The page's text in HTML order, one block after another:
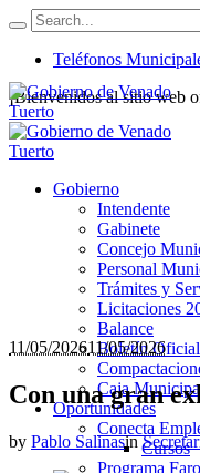
Teléfonos
¡Bienvenidos al sitio web
Gobierno
Intendente
Gabinete
Concejo
Personal
Trámites y
Licitaciones
Balance
Boletín Oficial
Caja
Oportunidades
Conecta
Cursos
Programa Faro
11/05/202611/05/2026
Con una gran
by Pablo Salinasin